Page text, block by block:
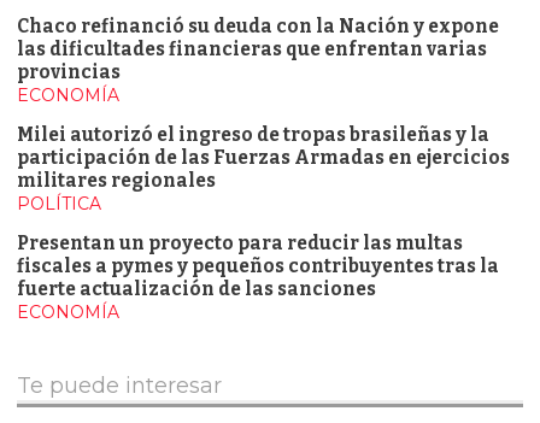
Chaco refinanció su deuda con la Nación y expone
las dificultades financieras que enfrentan varias
provincias
ECONOMÍA
Milei autorizó el ingreso de tropas brasileñas y la
participación de las Fuerzas Armadas en ejercicios
militares regionales
POLÍTICA
Presentan un proyecto para reducir las multas
fiscales a pymes y pequeños contribuyentes tras la
fuerte actualización de las sanciones
ECONOMÍA
Te puede interesar